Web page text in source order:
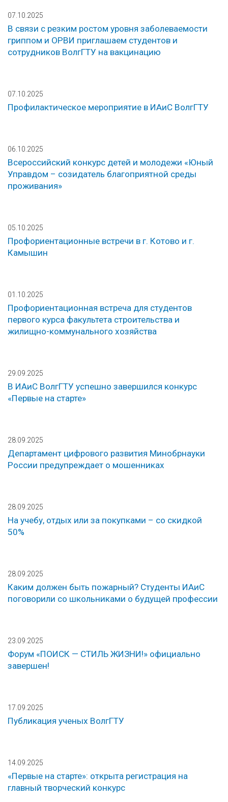
07.10.2025
В связи с резким ростом уровня заболеваемости
гриппом и ОРВИ приглашаем студентов и
сотрудников ВолгГТУ на вакцинацию
07.10.2025
Профилактическое мероприятие в ИАиС ВолгГТУ
06.10.2025
Всероссийский конкурс детей и молодежи «Юный
Управдом – созидатель благоприятной среды
проживания»
05.10.2025
Профориентационные встречи в г. Котово и г.
Камышин
01.10.2025
Профориентационная встреча для студентов
первого курса факультета строительства и
жилищно-коммунального хозяйства
29.09.2025
В ИАиС ВолгГТУ успешно завершился конкурс
«Первые на старте»
28.09.2025
Департамент цифрового развития Минобрнауки
России предупреждает о мошенниках
28.09.2025
На учебу, отдых или за покупками – со скидкой
50%
28.09.2025
Каким должен быть пожарный? Студенты ИАиС
поговорили со школьниками о будущей профессии
23.09.2025
Форум «ПОИСК — СТИЛЬ ЖИЗНИ!» официально
завершен!
17.09.2025
Публикация ученых ВолгГТУ
14.09.2025
«Первые на старте»: открыта регистрация на
главный творческий конкурс